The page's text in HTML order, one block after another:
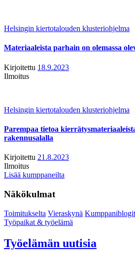
Helsingin kiertotalouden klusteriohjelma
Materiaaleista parhain on olemassa
Kirjoitettu 18.9.2023
Ilmoitus
Helsingin kiertotalouden klusteriohjelma
Parempaa tietoa
rakennusalalla
Kirjoitettu 21.8.2023
Ilmoitus
Lisää kumppaneilta
Näkökulmat
Toimitukselta Vieraskynä Kumppaniblogit
Työpaikat & työelämä
Työelämän uutisia